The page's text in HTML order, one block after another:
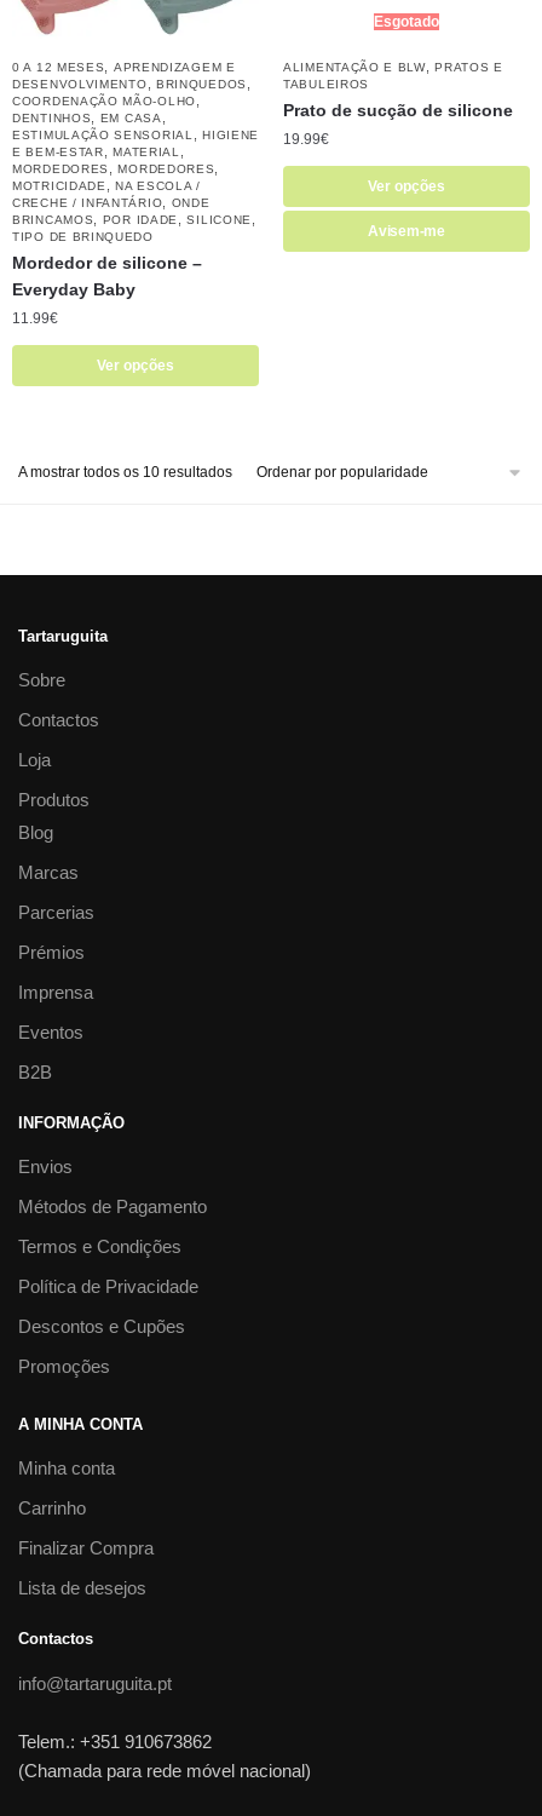
0 A 12 MESES
APRENDIZAGEM E
DESENVOLVIMENTO
BRINQUEDOS
COORDENAÇÃO MÃO-OLHO
DENTINHOS EM CASA
ESTIMULAÇÃO SENSORIAL ,HIGIENE
E BEM-ESTAR
,MATERIAL
MORDEDORES ,MORDEDORES
MOTRICIDADE ,NA ESCOLA /
CRECHE / INFANTÁRIO
ONDE
BRINCAMOS
POR IDADE ,SILICONE
TIPO DE BRINQUEDO
Mordedor de silicone –
Everyday Baby
11.99€
Ver opções
Esgotado
ALIMENTAÇÃO E BLW,PRATOS E
TABULEIROS
Prato de sucção de silicone
19.99€
Ver opções
Avisem-me
A mostrar todos os 10 resultados
Tartaruguita
Sobre
Contactos
Loja
Produtos
Blog
Marcas
Parcerias
Prémios
Imprensa
Eventos
B2B
INFORMAÇÃO
Envios
Métodos de Pagamento
Termos e Condições
Política de Privacidade
Descontos e Cupões
Promoções
A MINHA CONTA
Minha conta
Carrinho
Finalizar Compra
Lista de desejos
Contactos
info@tartaruguita.pt
Telem.: +351 910673862
(Chamada para rede móvel nacional)